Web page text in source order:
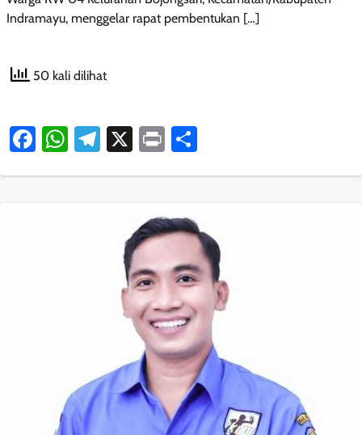
Indramayu, menggelar rapat pembentukan […]
50 kali dilihat
Facebook
WhatsApp
Telegram
X Print